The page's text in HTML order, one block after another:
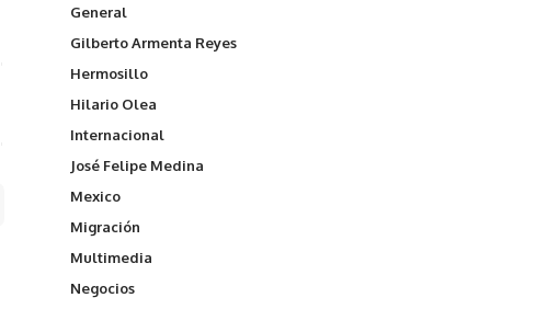
General
Gilberto Armenta Reyes
Hermosillo
Hilario Olea
Internacional
José Felipe Medina
Mexico
Migración
Multimedia
Negocios